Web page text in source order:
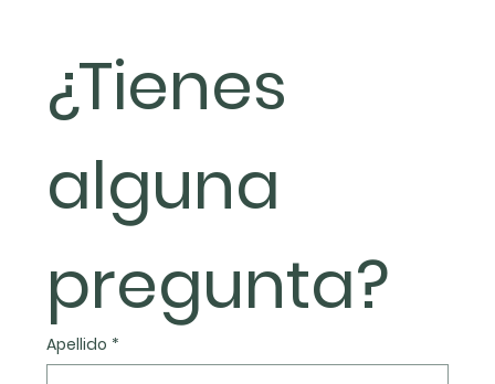
¿Tienes
alguna
pregunta?
Apellido *